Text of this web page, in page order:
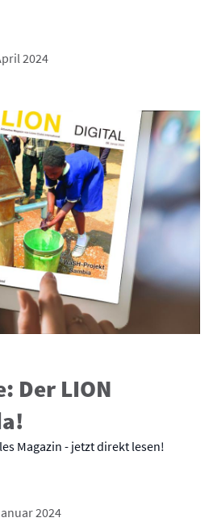
2024
Der LION
Magazin - jetzt direkt lesen!
2024